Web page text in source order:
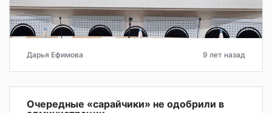
Дарья Ефимова 9 лет назад
Очередные «сарайчики» не одобрили в